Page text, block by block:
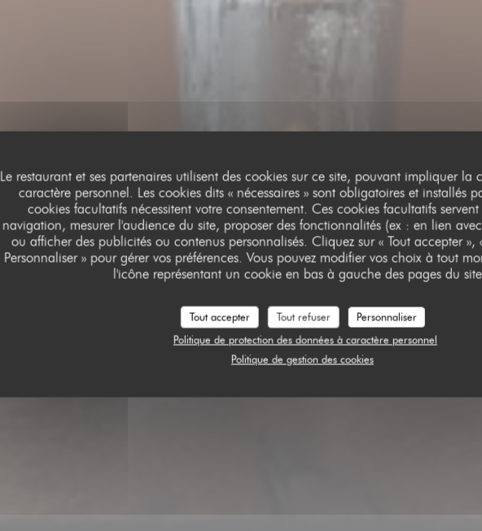
Le restaurant et ses partenaires utilisent des cookies sur ce site, pouvant impliquer la
caractère personnel. Les cookies dits « nécessaires » sont obligatoires et installés
cookies facultatifs nécessitent votre consentement. Ces cookies facultatifs
navigation, mesurer l'audience du site, proposer des fonctionnalités (ex : en lien
ou afficher des publicités ou contenus personnalisés. Cliquez sur « Tout accepter »,
Personnaliser » pour gérer vos préférences. Vous pouvez modifier vos choix à tout
l'icône représentant un cookie en bas à gauche des pages du
Tout accepter Tout refuser
Personnaliser
Politique de protection des données à caractère personnel
Politique de gestion des cookies
RESTAURANT GASTRONOMIQUE
• PARIS
ASPIC
RÉSERVER